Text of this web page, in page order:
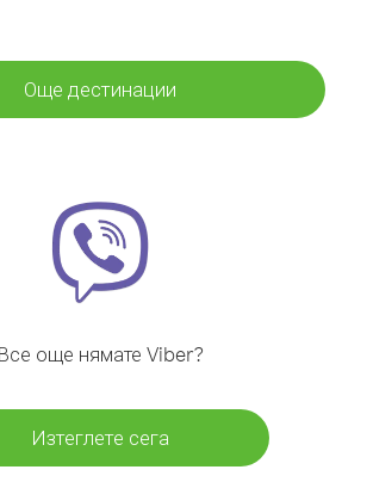
Още дестинации
Все още нямате Viber?
Изтеглете сега